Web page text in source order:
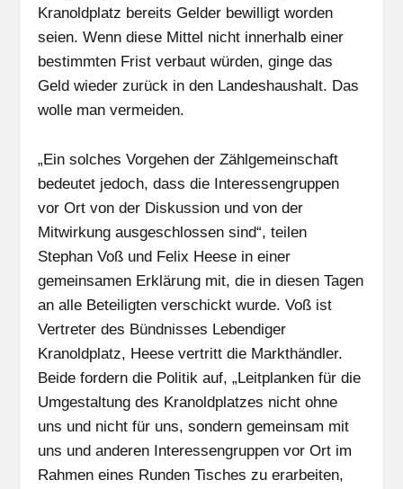
Kranoldplatz bereits Gelder bewilligt worden
seien. Wenn diese Mittel nicht innerhalb einer
bestimmten Frist verbaut würden, ginge das
Geld wieder zurück in den Landeshaushalt. Das
wolle man vermeiden.
„Ein solches Vorgehen der Zählgemeinschaft
bedeutet jedoch, dass die Interessengruppen
vor Ort von der Diskussion und von der
Mitwirkung ausgeschlossen sind“, teilen
Stephan Voß und Felix Heese in einer
gemeinsamen Erklärung mit, die in diesen Tagen
an alle Beteiligten verschickt wurde. Voß ist
Vertreter des Bündnisses Lebendiger
Kranoldplatz, Heese vertritt die Markthändler.
Beide fordern die Politik auf, „Leitplanken für die
Umgestaltung des Kranoldplatzes nicht ohne
uns und nicht für uns, sondern gemeinsam mit
uns und anderen Interessengruppen vor Ort im
Rahmen eines Runden Tisches zu erarbeiten,